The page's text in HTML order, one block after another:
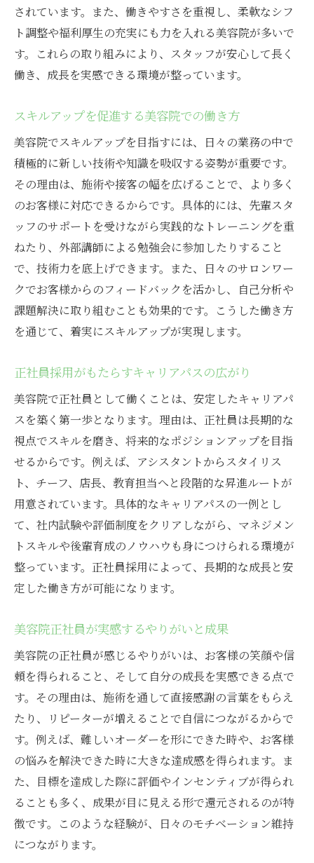
されています。また、働きやすさを重視し、柔軟なシフ
ト調整や福利厚生の充実にも力を入れる美容院が多いで
す。これらの取り組みにより、スタッフが安心して長く
働き、成長を実感できる環境が整っています。
スキルアップを促進する美容院での働き方
美容院でスキルアップを目指すには、日々の業務の中で
積極的に新しい技術や知識を吸収する姿勢が重要です。
その理由は、施術や接客の幅を広げることで、より多く
のお客様に対応できるからです。具体的には、先輩スタ
ッフのサポートを受けながら実践的なトレーニングを重
ねたり、外部講師による勉強会に参加したりすること
で、技術力を底上げできます。また、日々のサロンワー
クでお客様からのフィードバックを活かし、自己分析や
課題解決に取り組むことも効果的です。こうした働き方
を通じて、着実にスキルアップが実現します。
正社員採用がもたらすキャリアパスの広がり
美容院で正社員として働くことは、安定したキャリアパ
スを築く第一歩となります。理由は、正社員は長期的な
視点でスキルを磨き、将来的なポジションアップを目指
せるからです。例えば、アシスタントからスタイリス
ト、チーフ、店長、教育担当へと段階的な昇進ルートが
用意されています。具体的なキャリアパスの一例とし
て、社内試験や評価制度をクリアしながら、マネジメン
トスキルや後輩育成のノウハウも身につけられる環境が
整っています。正社員採用によって、長期的な成長と安
定した働き方が可能になります。
美容院正社員が実感するやりがいと成果
美容院の正社員が感じるやりがいは、お客様の笑顔や信
頼を得られること、そして自分の成長を実感できる点で
す。その理由は、施術を通して直接感謝の言葉をもらえ
たり、リピーターが増えることで自信につながるからで
す。例えば、難しいオーダーを形にできた時や、お客様
の悩みを解決できた時に大きな達成感を得られます。ま
た、目標を達成した際に評価やインセンティブが得られ
ることも多く、成果が目に見える形で還元されるのが特
徴です。このような経験が、日々のモチベーション維持
につながります。